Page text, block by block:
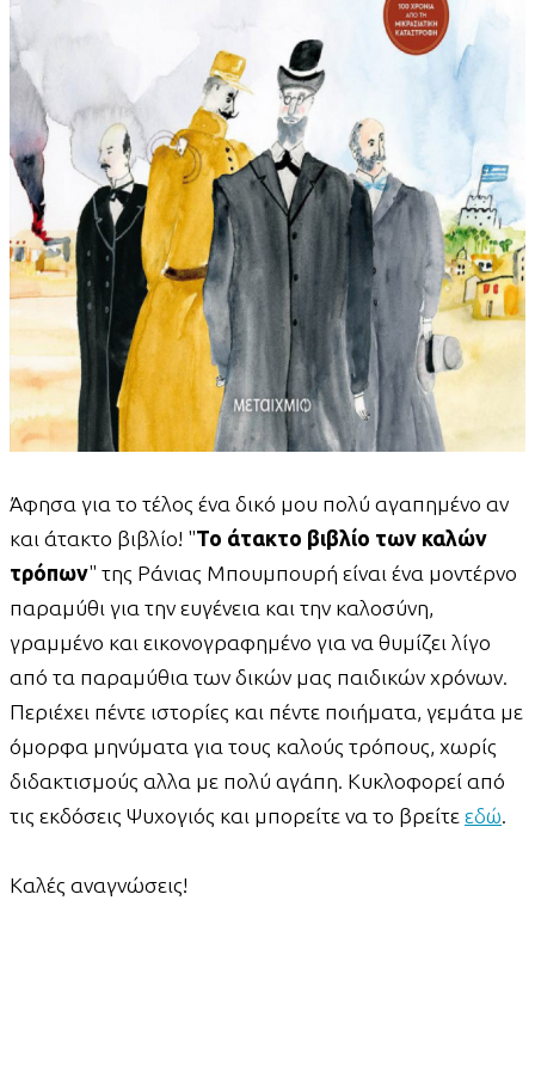
Άφησα για το τέλος ένα δικό μου πολύ αγαπημένο αν
και άτακτο βιβλίο! "Το άτακτο βιβλίο των καλών
τρόπων" της Ράνιας Μπουμπουρή είναι ένα μοντέρνο
παραμύθι για την ευγένεια και την καλοσύνη,
γραμμένο και εικονογραφημένο για να θυμίζει λίγο
από τα παραμύθια των δικών μας παιδικών χρόνων.
Περιέχει πέντε ιστορίες και πέντε ποιήματα, γεμάτα με
όμορφα μηνύματα για τους καλούς τρόπους, χωρίς
διδακτισμούς αλλα με πολύ αγάπη. Κυκλοφορεί από
τις εκδόσεις Ψυχογιός και μπορείτε να το βρείτε εδώ.
Καλές αναγνώσεις!